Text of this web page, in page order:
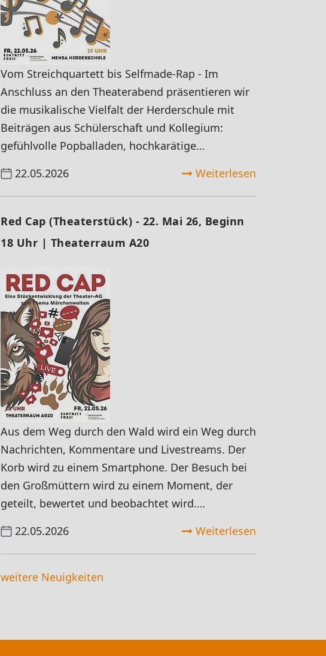
Vom Streichquartett bis Selfmade-Rap - Im
Anschluss an den Theaterabend präsentieren wir
die musikalische Vielfalt der Herderschule mit
Beiträgen aus Schülerschaft und Kollegium:
gefühlvolle Popballaden, hochkarätige…
22.05.2026
Weiterlesen
Red Cap (Theaterstück) - 22. Mai 26, Beginn
18 Uhr | Theaterraum A20
Aus dem Weg durch den Wald wird ein Weg durch
Nachrichten, Kommentare und Livestreams. Der
Korb wird zu einem Smartphone. Der Besuch bei
den Großmüttern wird zu einem Moment, der
geteilt, bewertet und beobachtet wird.…
22.05.2026
Weiterlesen
weitere Neuigkeiten